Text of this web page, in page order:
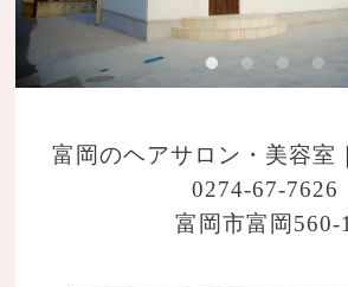
富岡のヘアサロン・美容室
0274-67-7626
富岡市富岡560-1